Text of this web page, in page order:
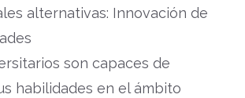
alternativas: Innovación de
son capaces de
habilidades en el ámbito